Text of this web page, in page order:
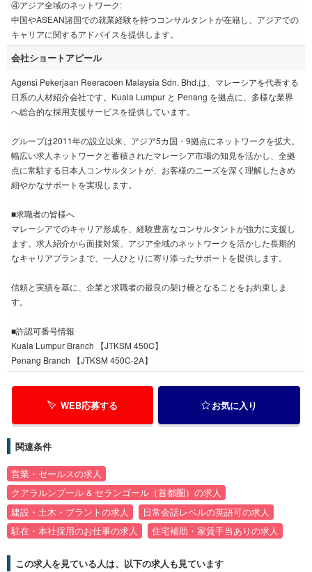
④アジア全域のネットワーク:
中国やASEAN諸国での就業経験を持つコンサルタントが在籍し、アジアでの
キャリアに関するアドバイスを提供します。
会社ショートアピール
Agensi Pekerjaan Reeracoen Malaysia Sdn. Bhd.は、マレーシアを代表する
日系の人材紹介会社です。Kuala Lumpur と Penang を拠点に、多様な業界
へ総合的な採用支援サービスを提供しています。
グループは2011年の設立以来、アジア5カ国・9拠点にネットワークを拡大。
幅広い求人ネットワークと蓄積されたマレーシア市場の知見を活かし、全拠
点に常駐する日本人コンサルタントが、お客様のニーズを深く理解したきめ
細やかなサポートを実現します。
■求職者の皆様へ
マレーシアでのキャリア形成を、経験豊富なコンサルタントが強力に支援し
ます。求人紹介から面接対策、アジア全域のネットワークを活かした長期的
なキャリアプランまで、一人ひとりに寄り添ったサポートを提供します。
信頼と実績を基に、企業と求職者の最良の架け橋となることをお約束しま
す。
■許認可番号情報
Kuala Lumpur Branch 【JTKSM 450C】
Penang Branch 【JTKSM 450C-2A】
WEB応募する お気に入り
関連条件
営業・セールスの求人
クアラルンプール & セランゴール（首都圏）の求人
建設・土木・プラントの求人
日常会話レベルの英語可の求人
駐在・本社採用のお仕事の求人
住宅補助・家賃手当ありの求人
この求人を見ている人は、以下の求人も見ています